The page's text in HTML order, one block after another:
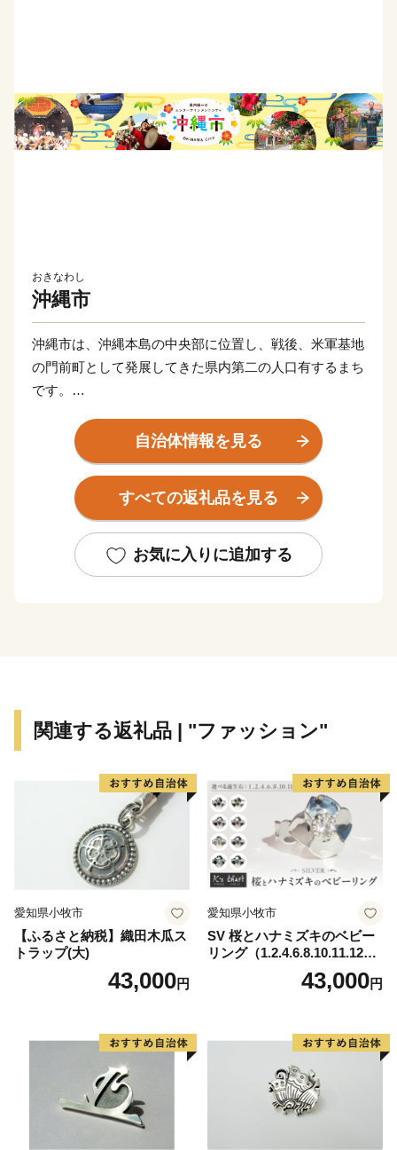
おきなわし
沖縄市
沖縄市は、沖縄本島の中央部に位置し、戦後、米軍基地
の門前町として発展してきた県内第二の人口有するまち
です。
が居住しており、生活習慣や言語等、多様な文化が混在
する国際色豊かなまちです。
エイサーをはじめ、ジャズやロック、民謡など、伝統文
化と異文化が融合した戦後沖縄の文化でもひと際特徴的
たまちづくりに取り組んでいます。
自治体情報を見る
すべての返礼品を見る
お気に入りに追加する
関連する返礼品 | "ファッション"
愛知県小牧市
【ふるさと納税】織田木瓜ス
トラップ(大)
43,000円
愛知県小牧市
SV 桜とハナミズキのベビー
リング（1.2.4.6.8.10.11.12
43,000円